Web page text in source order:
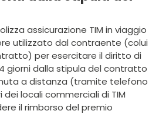
assicurazione TIM in viaggio
utilizzato dal contraente (colui
per esercitare il diritto di
giorni dalla stipula del contratto
a distanza (tramite telefono
locali commerciali di TIM
il rimborso del premio